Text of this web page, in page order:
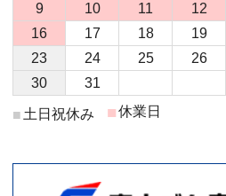
9
10 11 12
16
17 18 19
23
24 25 26
30
31
■ 土日祝休み ■休業日